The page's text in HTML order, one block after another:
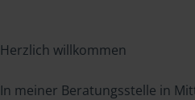
Herzlich willkommen
In meiner Beratungsstelle in